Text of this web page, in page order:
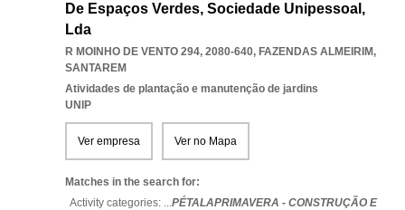
De Espaços Verdes, Sociedade Unipessoal,
Lda
R MOINHO DE VENTO 294, 2080-640, FAZENDAS ALMEIRIM,
SANTAREM
Atividades de plantação e manutenção de jardins
UNIP
Ver empresa Ver no Mapa
Matches in the search for:
Activity categories: ...PÉTALAPRIMAVERA - CONSTRUÇÃO E